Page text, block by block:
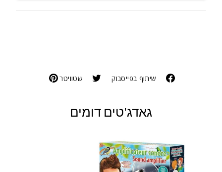
שיתוף בפייסבוק שטוויטר
גאדג'טים דומים